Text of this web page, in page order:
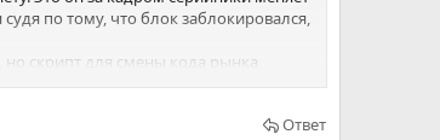
по тому, что блок заблокировался,
скрипт для смены кода рынка
Ответ